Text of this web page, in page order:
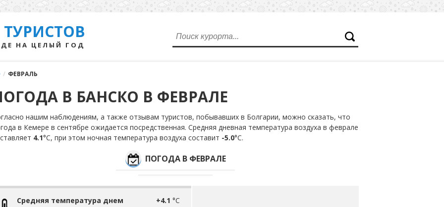
НА ЦЕЛЫЙ ГОД
/ ФЕВРАЛЬ
В БАНСКО В ФЕВРАЛЕ
нашим наблюдениям, а также отзывам туристов, побывавших в Болгарии, можно сказать, что
в Кемере в сентябре ожидается посредственная. Средняя дневная температура воздуха в феврале
4.1°С, при этом ночная температура воздуха составит -5.0°С.
ПОГОДА В ФЕВРАЛЕ
Средняя температура днем
+4.1 °C